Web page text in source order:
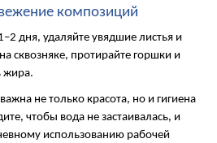
композиций
дня, удаляйте увядшие листья и
сквозняке, протирайте горшки и
жира.
не только красота, но и гигиена
чтобы вода не застаивалась, и
использованию рабочей